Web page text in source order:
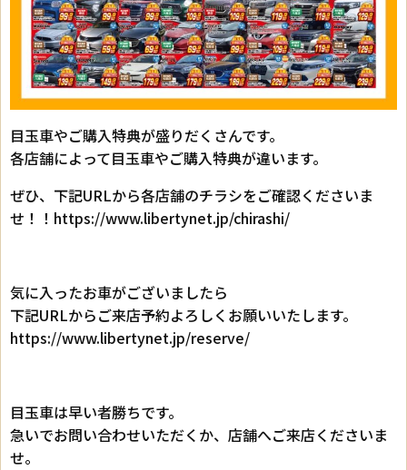
目玉車やご購入特典が盛りだくさんです。
各店舗によって目玉車やご購入特典が違います。
ぜひ、下記URLから各店舗のチラシをご確認くださいま
せ！！https://www.libertynet.jp/chirashi/
気に入ったお車がございましたら
下記URLからご来店予約よろしくお願いいたします。
https://www.libertynet.jp/reserve/
目玉車は早い者勝ちです。
急いでお問い合わせいただくか、店舗へご来店くださいま
せ。